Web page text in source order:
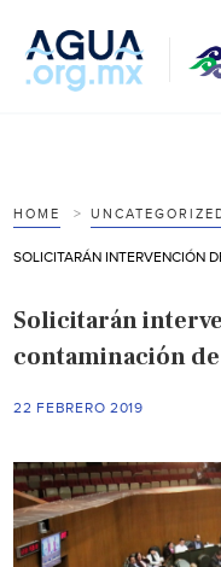
HOME
Solicitarán
contaminación
22 FEBRERO 2019